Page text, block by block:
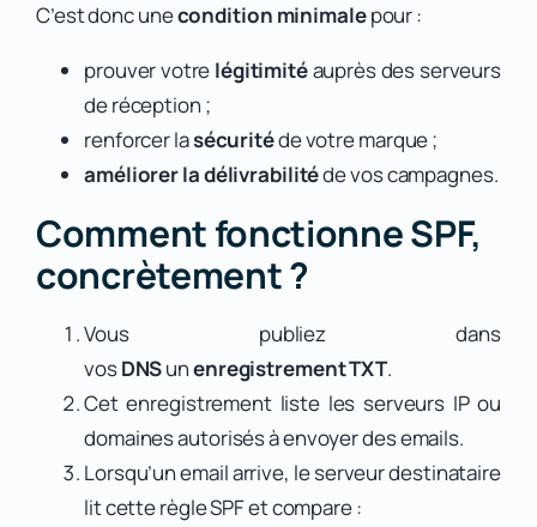
C’est donc unecondition minimalepour :
prouver votre légitimitéauprès des serveurs
de réception ;
renforcer lasécuritéde votre marque ;
améliorer la délivrabilitéde vos campagnes.
Comment fonctionne SPF,
concrètement ?
Vous publiez dans
vosDNSunenregistrement TXT.
Cet enregistrement liste les serveurs IP ou
domaines autorisés à envoyer des emails.
Lorsqu’un email arrive, le serveur destinataire
lit cette règle SPF et compare :